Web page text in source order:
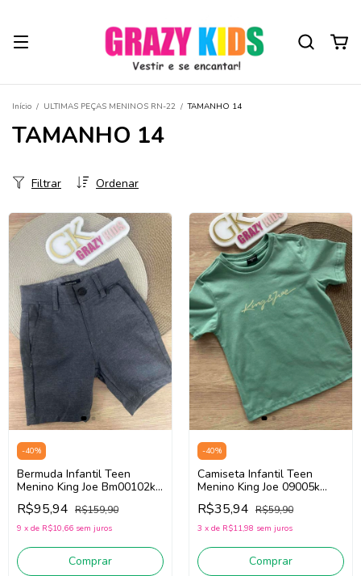
Início / ULTIMAS PEÇAS MENINOS RN-22 / TAMANHO 14
TAMANHO 14
Ordenar
Filtrar
-40%
Bermuda Infantil Teen
Menino King Joe Bm00102k
(Chumbo)
R$95,94 R$159,90
9 x de R$10,66 sem juros
Comprar
-40%
Camiseta Infantil Teen
Menino King Joe 09005k
(Verde)
R$35,94 R$59,90
3 x de R$11,98 sem juros
Comprar